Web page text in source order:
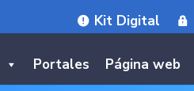
Kit Digital
Portales Página web